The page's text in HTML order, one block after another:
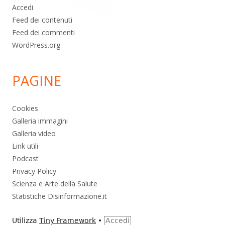
Accedi
Feed dei contenuti
Feed dei commenti
WordPress.org
PAGINE
Cookies
Galleria immagini
Galleria video
Link utili
Podcast
Privacy Policy
Scienza e Arte della Salute
Statistiche Disinformazione.it
Utilizza Tiny Framework • Accedi